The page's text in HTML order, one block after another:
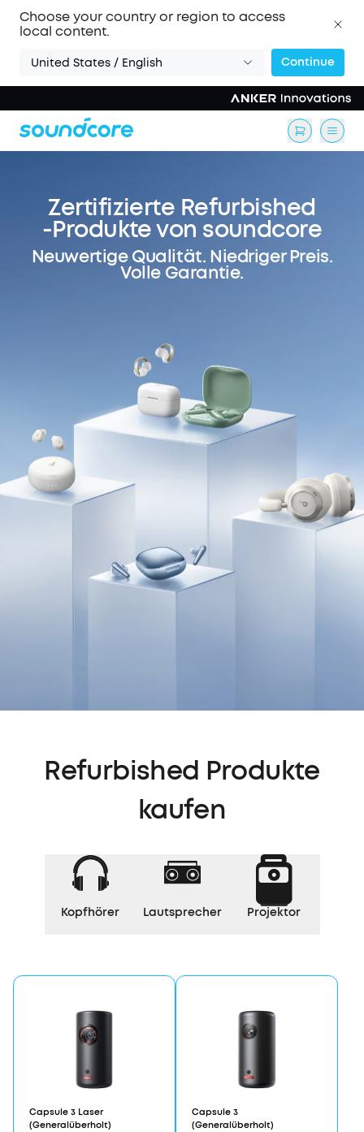
Choose your country or region to access
local content.
United States / English Continue
Zertifizierte Refurbished
-Produkte von soundcore
Neuwertige Qualität. Niedriger Preis.
Volle Garantie.
Refurbished Produkte
kaufen
Kopfhörer Lautsprecher Projektor
Capsule 3 Laser
(Generalüberholt)
Capsule 3
(Generalüberholt)